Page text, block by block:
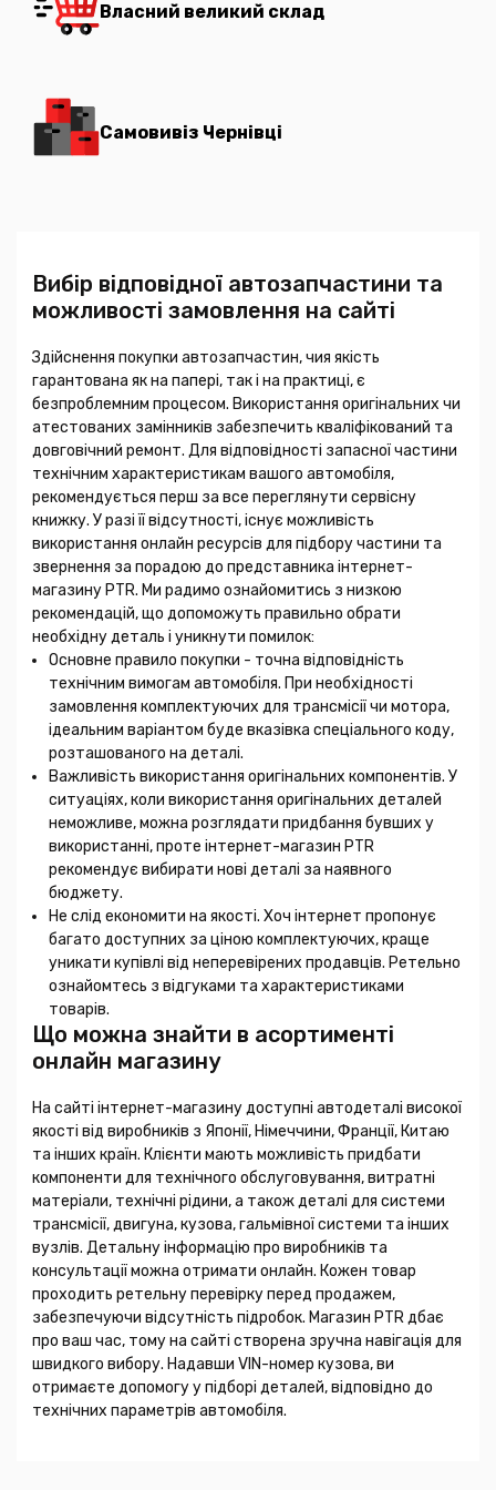
Власний великий склад
Самовивіз Чернівці
Вибір відповідної автозапчастини та
можливості замовлення на сайті
Здійснення покупки автозапчастин, чия якість
гарантована як на папері, так і на практиці, є
безпроблемним процесом. Використання оригінальних чи
атестованих замінників забезпечить кваліфікований та
довговічний ремонт. Для відповідності запасної частини
технічним характеристикам вашого автомобіля,
рекомендується перш за все переглянути сервісну
книжку. У разі її відсутності, існує можливість
використання онлайн ресурсів для підбору частини та
звернення за порадою до представника інтернет-
магазину PTR. Ми радимо ознайомитись з низкою
рекомендацій, що допоможуть правильно обрати
необхідну деталь і уникнути помилок:
Основне правило покупки - точна відповідність
технічним вимогам автомобіля. При необхідності
замовлення комплектуючих для трансмісії чи мотора,
ідеальним варіантом буде вказівка спеціального коду,
розташованого на деталі.
Важливість використання оригінальних компонентів. У
ситуаціях, коли використання оригінальних деталей
неможливе, можна розглядати придбання бувших у
використанні, проте інтернет-магазин PTR
рекомендує вибирати нові деталі за наявного
бюджету.
Не слід економити на якості. Хоч інтернет пропонує
багато доступних за ціною комплектуючих, краще
уникати купівлі від неперевірених продавців. Ретельно
ознайомтесь з відгуками та характеристиками
товарів.
Що можна знайти в асортименті
онлайн магазину
На сайті інтернет-магазину доступні автодеталі високої
якості від виробників з Японії, Німеччини, Франції, Китаю
та інших країн. Клієнти мають можливість придбати
компоненти для технічного обслуговування, витратні
матеріали, технічні рідини, а також деталі для системи
трансмісії, двигуна, кузова, гальмівної системи та інших
вузлів. Детальну інформацію про виробників та
консультації можна отримати онлайн. Кожен товар
проходить ретельну перевірку перед продажем,
забезпечуючи відсутність підробок. Магазин PTR дбає
про ваш час, тому на сайті створена зручна навігація для
швидкого вибору. Надавши VIN-номер кузова, ви
отримаєте допомогу у підборі деталей, відповідно до
технічних параметрів автомобіля.